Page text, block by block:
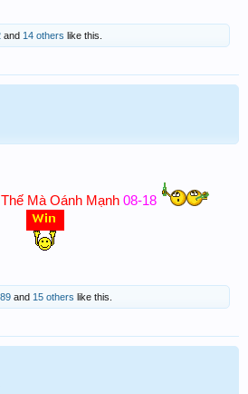
and 14 others like this.
Mà Oánh Mạnh 08-18
and 15 others like this.